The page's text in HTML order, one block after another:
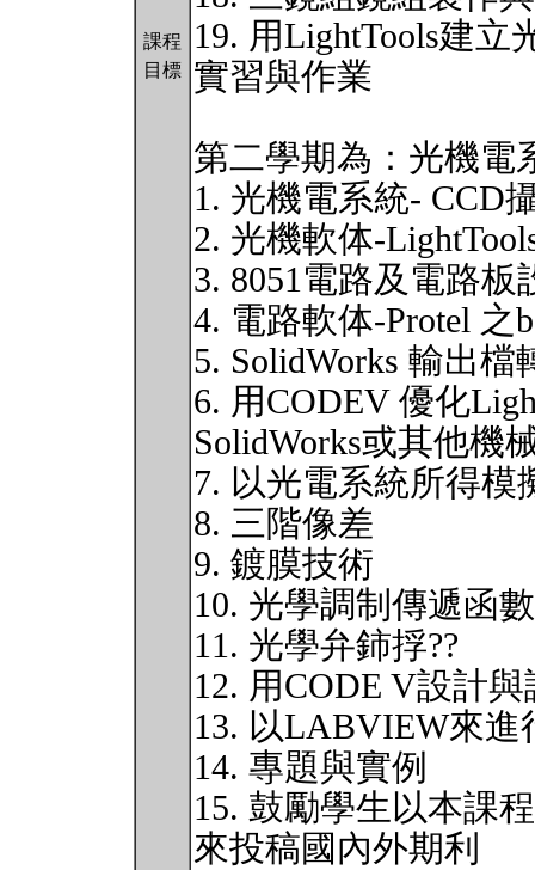
課程
目標
19. 用LightTools建立
實習與作業
第二學期為：光機電
1. 光機電系統- CCD
2. 光機軟体-
3. 8051電路及電路板
4. 電路軟体-Protel 之
5. SolidWorks 輸出檔
6. 用CODEV 優化
SolidWorks或其他機
7. 以光電系統所得模
8. 三階像差
9. 鍍膜技術
10. 光學調制傳遞函數
11. 光學弁鈰捊??
12. 用CODE V設計
13. 以LABVIEW來
14. 專題與實例
15. 鼓勵學生以本課
來投稿國內外期利